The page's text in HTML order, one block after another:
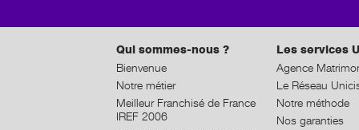
Qui sommes-nous ?
Bienvenue
Notre métier
Meilleur Franchisé de France
IREF 2006
Les services
Agence
Le Réseau
Notre méthode
Nos garanties